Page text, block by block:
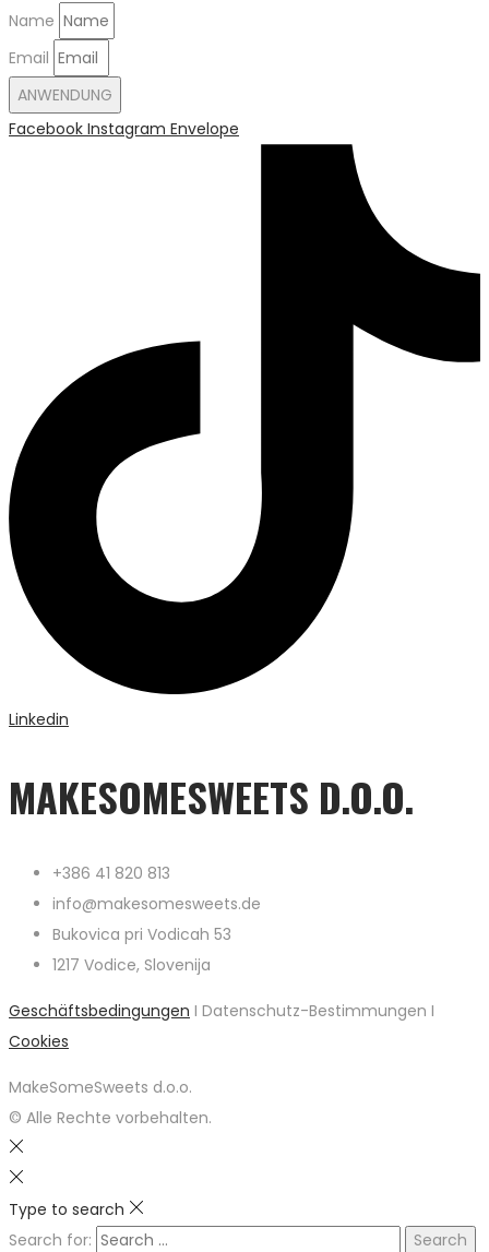
Name
Email
ANWENDUNG
Facebook Instagram Envelope
Linkedin
MAKESOMESWEETS D.O.O.
+386 41 820 813
info@makesomesweets.de
Bukovica pri Vodicah 53
1217 Vodice, Slovenija
Geschäftsbedingungen I Datenschutz-Bestimmungen I
Cookies
MakeSomeSweets d.o.o.
© Alle Rechte vorbehalten.
Type to search
Search for: